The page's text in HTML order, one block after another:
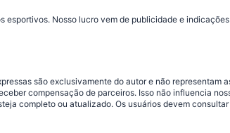
Nosso lucro vem de publicidade e
são exclusivamente do autor e não representam
compensação de parceiros. Isso não influencia
completo ou atualizado. Os usuários devem